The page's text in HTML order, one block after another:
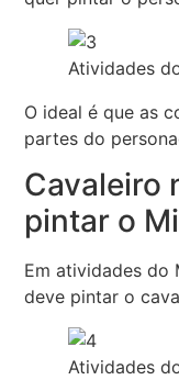
Atividades
O ideal é que as
partes do
Cavaleiro
pintar o
Em atividades do
deve pintar o
Atividades